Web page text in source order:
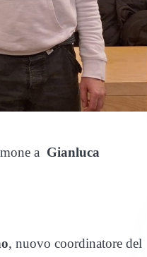
a Gianluca
, nuovo coordinatore del